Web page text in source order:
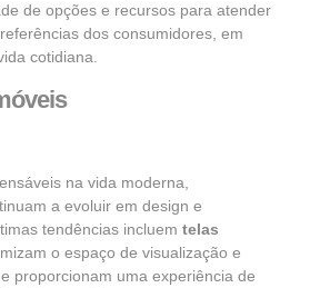
de opções e recursos para atender
dos consumidores, em
cotidiana.
na vida moderna,
a evoluir em design e
tendências incluem telas
o espaço de visualização e
proporcionam uma experiência de